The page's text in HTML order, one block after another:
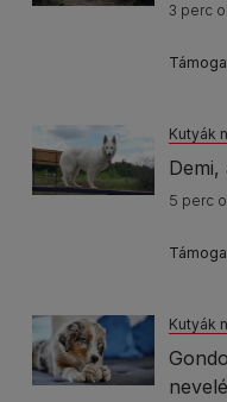
3 perc
Kutyák
5 perc
Kutyák